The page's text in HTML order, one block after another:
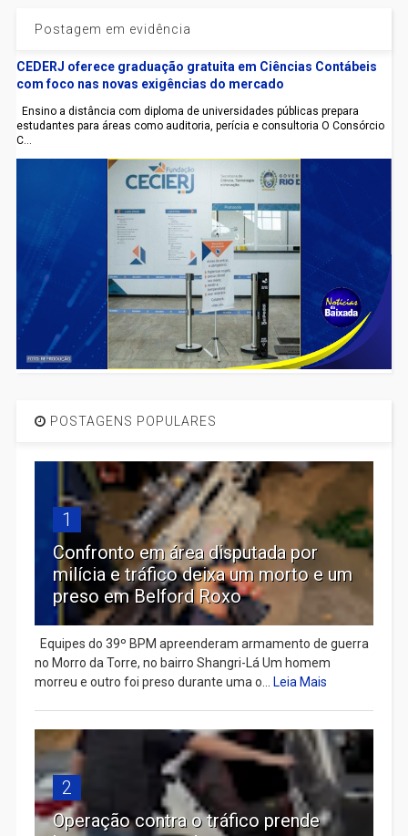
Postagem em evidência
CEDERJ oferece graduação gratuita em Ciências Contábeis
com foco nas novas exigências do mercado
Ensino a distância com diploma de universidades públicas prepara
estudantes para áreas como auditoria, perícia e consultoria O Consórcio
C...
POSTAGENS POPULARES
1
Confronto em área disputada por
milícia e tráfico deixa um morto e um
preso em Belford Roxo
Equipes do 39º BPM apreenderam armamento de guerra
no Morro da Torre, no bairro Shangri-Lá Um homem
morreu e outro foi preso durante uma o... Leia Mais
2
Operação contra o tráfico prende